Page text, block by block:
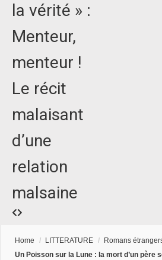
la vérité » :
Menteur,
menteur !
Le récit
malaisant
d’une
relation
malsaine
Home / LITTERATURE / Romans
Un Poisson sur la Lune : la mort d’un père